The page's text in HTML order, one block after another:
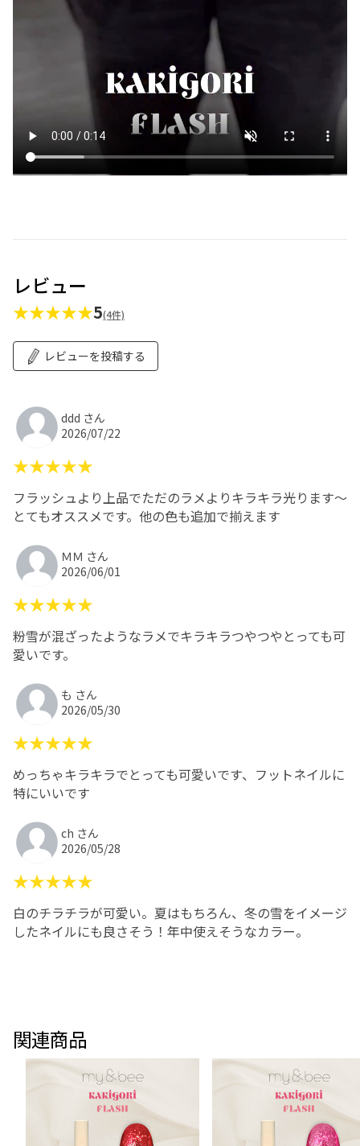
レビュー
★★★★★5(4件)
レビューを投稿する
ddd さん
2026/07/22
★★★★★
フラッシュより上品でただのラメよりキラキラ光ります〜
とてもオススメです。他の色も追加で揃えます
ＭＭ さん
2026/06/01
★★★★★
粉雪が混ざったようなラメでキラキラつやつやとっても可
愛いです。
も さん
2026/05/30
★★★★★
めっちゃキラキラでとっても可愛いです、フットネイルに
特にいいです
ch さん
2026/05/28
★★★★★
白のチラチラが可愛い。夏はもちろん、冬の雪をイメージ
したネイルにも良さそう！年中使えそうなカラー。
関連商品